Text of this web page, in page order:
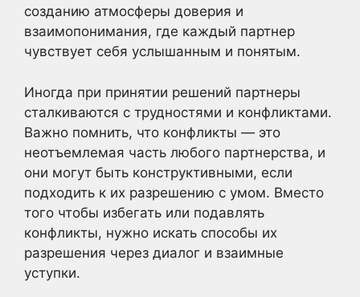
созданию атмосферы доверия и
взаимопонимания, где каждый партнер
чувствует себя услышанным и понятым.
Иногда при принятии решений партнеры
сталкиваются с трудностями и конфликтами.
Важно помнить, что конфликты — это
неотъемлемая часть любого партнерства, и
они могут быть конструктивными, если
подходить к их разрешению с умом. Вместо
того чтобы избегать или подавлять
конфликты, нужно искать способы их
разрешения через диалог и взаимные
уступки.